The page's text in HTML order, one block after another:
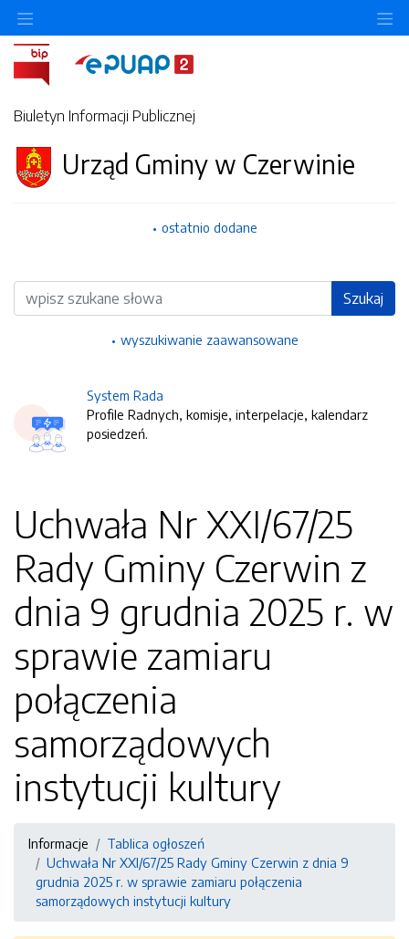
Biuletyn Informacji Publicznej
Urząd Gminy w Czerwinie
ostatnio dodane
Wyszukiwarka Szukaj
wyszukiwanie zaawansowane
System Rada
Profile Radnych, komisje, interpelacje, kalendarz
posiedzeń.
Uchwała Nr XXI/67/25
Rady Gminy Czerwin z
dnia 9 grudnia 2025 r. w
sprawie zamiaru
połączenia
samorządowych
instytucji kultury
Informacje
Tablica ogłoszeń
Uchwała Nr XXI/67/25 Rady Gminy Czerwin z dnia 9
grudnia 2025 r. w sprawie zamiaru połączenia
samorządowych instytucji kultury